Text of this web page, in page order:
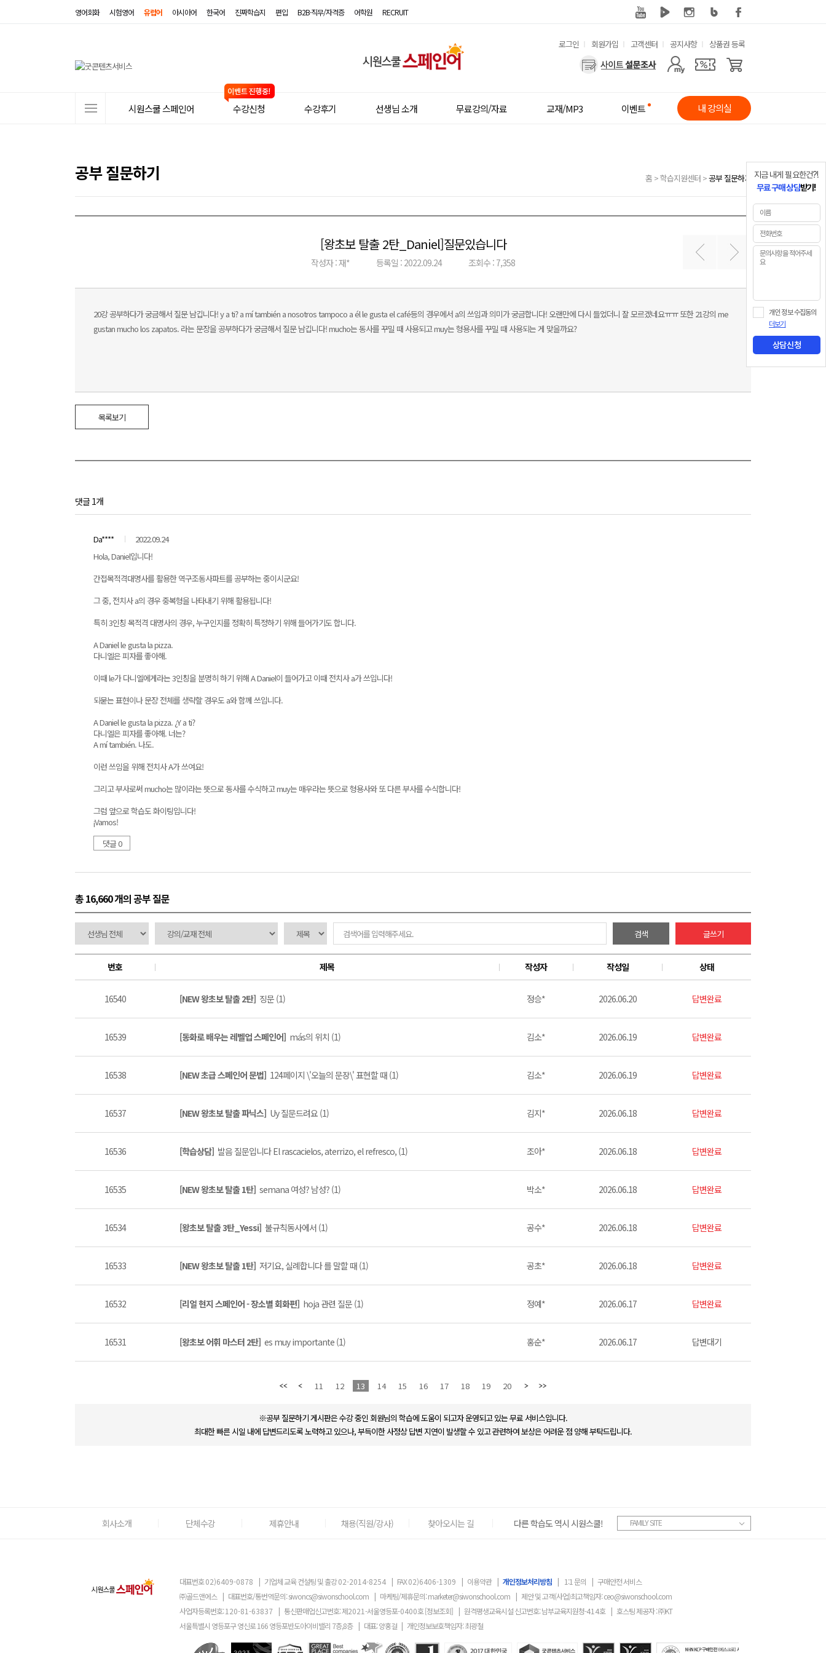
영어회화 시험영어 유럽어 아시아어 한국어 진짜학습지 편입 B2B·직무/자격증 어학원 RECRUIT
어
유
메
뉴
로그인 회원가입 고객센터 공지사항 상품권 등록
사
메
뉴
시원스쿨 스페인어 수강신청 수강후기 선생님 소개 무료강의/자료 교재/MP3 이벤트 내 강의실
공부 질문하기 홈 >학습지원센터 >공부 질문하기
[왕초보 탈출 2탄_Daniel]질문있습니다
작성자 : 재* 등록일 : 2022.09.24 조회수 : 7,358
이전글 다음글
20강 공부하다가 궁금해서 질문 남깁니다! y a ti? a mí también a nosotros tampoco a él le gusta el café등의 경우에서 a의 쓰임과 의미가 궁금합니다! 오랜만에 다시 들었더니 잘 모르겠네요ㅠㅠ 또한 21강의 me
gustan mucho los zapatos. 라는 문장을 공부하다가 궁금해서 질문 남깁니다! mucho는 동사를 꾸밀 때 사용되고 muy는 형용사를 꾸밀 때 사용되는 게 맞을까요?
목록보기
댓글 1개
Da****
2022.09.24
Hola, Daniel입니다!
간접목적격대명사를 활용한 역구조동사파트를 공부하는 중이시군요!
그 중, 전치사 a의 경우 중복형을 나타내기 위해 활용됩니다!
특히 3인칭 목적격 대명사의 경우, 누구인지를 정확히 특정하기 위해 들어가기도 합니다.
A Daniel le gusta la pizza.
다니엘은 피자를 좋아해.
이때 le가 다니엘에게라는 3인칭을 분명히 하기 위해 A Daniel이 들어가고 이때 전치사 a가 쓰입니다!
되묻는 표현이나 문장 전체를 생략할 경우도 a와 함께 쓰입니다.
A Daniel le gusta la pizza. ¿Y a ti?
다니엘은 피자를 좋아해. 너는?
A mí también. 나도.
이런 쓰임을 위해 전치사 A가 쓰여요!
그리고 부사로써 mucho는 많이라는 뜻으로 동사를 수식하고 muy는 매우라는 뜻으로 형용사와 또 다른 부사를 수식합니다!
그럼 앞으로 학습도 화이팅입니다!
¡Vamos!
댓글 0
총 16,660 개의 공부 질문
검색 글쓰기
번호 제목 작성자 작성일 상태
16540 [NEW 왕초보 탈출 2탄] 징문 (1) 정승* 2026.06.20 답변완료
16539 [동화로 배우는 레벨업 스페인어] más의 위치 (1) 김소* 2026.06.19 답변완료
16538 [NEW 초급 스페인어 문법] 124페이지 \'오늘의 문장\' 표현할 때 (1) 김소* 2026.06.19 답변완료
16537 [NEW 왕초보 탈출 파닉스] Uy 질문드려요 (1) 김지* 2026.06.18 답변완료
16536 [학습상담] 발음 질문입니다 El rascacielos, aterrizo, el refresco, (1) 조아* 2026.06.18 답변완료
16535 [NEW 왕초보 탈출 1탄] semana 여성? 남성? (1) 박소* 2026.06.18 답변완료
16534 [왕초보 탈출 3탄_Yessi] 불규칙동사에서 (1) 공수* 2026.06.18 답변완료
16533 [NEW 왕초보 탈출 1탄] 저기요, 실례합니다 를 말할 때 (1) 공초* 2026.06.18 답변완료
16532 [리얼 현지 스페인어 - 장소별 회화편] hoja 관련 질문 (1) 정예* 2026.06.17 답변완료
16531 [왕초보 어휘 마스터 2탄] es muy importante (1) 홍순* 2026.06.17 답변대기
11 12 13 14 15 16 17 18 19 20
※공부 질문하기 게시판은 수강 중인 회원님의 학습에 도움이 되고자 운영되고 있는 무료 서비스입니다.
최대한 빠른 시일 내에 답변드리도록 노력하고 있으나, 부득이한 사정상 답변 지연이 발생할 수 있고 관련하여 보상은 어려운 점 양해 부탁드립니다.
회사소개 단체수강 제휴안내 채용(직원/강사) 찾아오시는 길 다른 학습도 역시 시원스쿨! FAMILY SITE
대표번호02)6409-0878 | 기업체 교육 컨설팅 및 출강02-2014-8254 | FAX02)6406-1309 | 이용약관 | 개인정보처리방침 | 1:1 문의 | 구매안전 서비스
㈜골드앤에스 | 대표번호/통번역문의:siwoncs@siwonschool.com | 마케팅/제휴문의:marketer@siwonschool.com | 제안 및 고객(사업)최고책임자:ceo@siwonschool.com
사업자등록번호:120-81-63837 | 통신판매업신고번호: 제2021-서울영등포-0400호[정보조회] | 원격평생교육시설 신고번호: 남부교육지원청-414호 | 호스팅 제공자 : ㈜KT
서울특별시 영등포구 영신로 166 영등포반도아이비밸리 7층,8층 | 대표: 양홍걸 | 개인정보보호책임자: 최광철
지금 내게 필요한건?!
무료 구매 상담받기!
개인 정보 수집동의
더보기
상담신청